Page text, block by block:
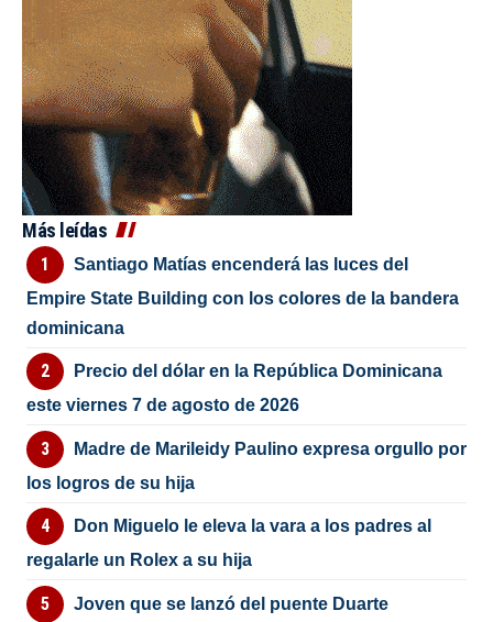
Más leídas
Santiago Matías encenderá las luces del
Empire State Building con los colores de la bandera
dominicana
Precio del dólar en la República Dominicana
este viernes 7 de agosto de 2026
Madre de Marileidy Paulino expresa orgullo por
los logros de su hija
Don Miguelo le eleva la vara a los padres al
regalarle un Rolex a su hija
Joven que se lanzó del puente Duarte